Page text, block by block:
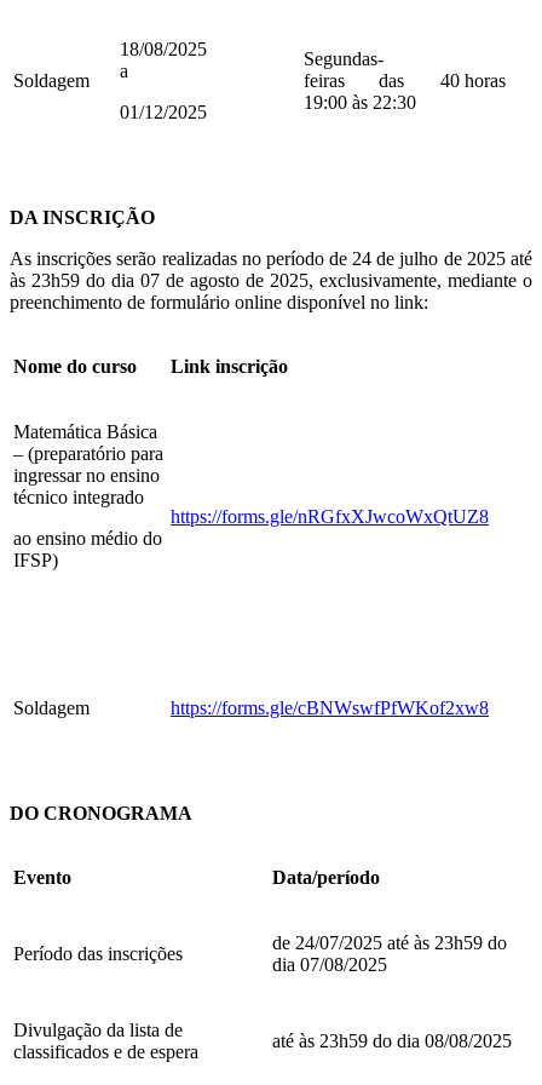
Soldagem
18/08/2025
a
01/12/2025
Segundas-
feiras das
19:00 às 22:30
40 horas
DA INSCRIÇÃO
As inscrições serão realizadas no período de 24 de julho de 2025 até
às 23h59 do dia 07 de agosto de 2025, exclusivamente, mediante o
preenchimento de formulário online disponível no link:
Nome do curso Link inscrição
Matemática Básica
– (preparatório para
ingressar no ensino
técnico integrado
ao ensino médio do
IFSP)
https://forms.gle/nRGfxXJwcoWxQtUZ8
Soldagem https://forms.gle/cBNWswfPfWKof2xw8
DO CRONOGRAMA
Evento Data/período
Período das inscrições
de 24/07/2025 até às 23h59 do
dia 07/08/2025
Divulgação da lista de
classificados e de espera
até às 23h59 do dia 08/08/2025